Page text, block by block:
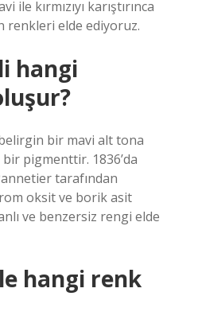
ile kırmızıyı karıştırınca
renkleri elde ediyoruz.
hangi
bir mavi alt tona
pigmenttir. 1836’da
tarafından
oksit ve borik asit
ve benzersiz rengi elde
hangi renk